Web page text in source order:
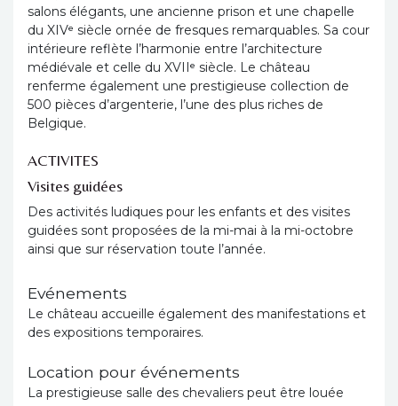
salons élégants, une ancienne prison et une chapelle
du XIVᵉ siècle ornée de fresques remarquables. Sa cour
intérieure reflète l’harmonie entre l’architecture
médiévale et celle du XVIIᵉ siècle. Le château
renferme également une prestigieuse collection de
500 pièces d’argenterie, l’une des plus riches de
Belgique.
ACTIVITES
Visites guidées
Des activités ludiques pour les enfants et des visites
guidées sont proposées de la mi-mai à la mi-octobre
ainsi que sur réservation toute l’année.
Evénements
Le château accueille également des manifestations et
des expositions temporaires.
Location pour événements
La prestigieuse salle des chevaliers peut être louée